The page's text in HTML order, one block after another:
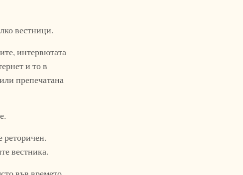
вестници.
интервютата
и то в
препечатана
реторичен.
вестника.